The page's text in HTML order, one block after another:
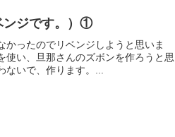
ンジです。）①
ったのでリベンジしようと思いま
使い、旦那さんのズボンを作ろうと思
いで、作ります。...